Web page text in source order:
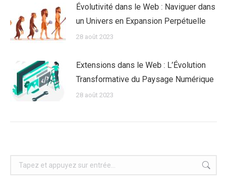
Évolutivité dans le Web : Naviguer dans
un Univers en Expansion Perpétuelle
28 août 2023
Extensions dans le Web : L’Évolution
Transformative du Paysage Numérique
28 août 2023
Recherche